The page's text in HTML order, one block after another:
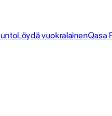
Löydä vuokralainenQasa